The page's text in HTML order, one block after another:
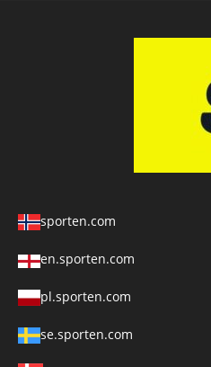
sporten.com
en.sporten.com
pl.sporten.com
se.sporten.com